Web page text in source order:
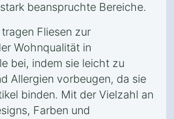
beanspruchte Bereiche.
Fliesen zur
Wohnqualität in
bei, indem sie leicht zu
Allergien vorbeugen, da sie
binden. Mit der Vielzahl an
Farben und